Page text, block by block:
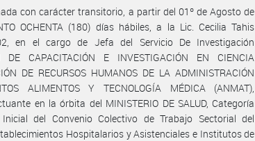
con carácter transitorio, a partir del 01º de Agosto de
OCHENTA (180) días hábiles, a la Lic. Cecilia Tahis
en el cargo de Jefa del Servicio De Investigación
DE CAPACITACIÓN E INVESTIGACIÓN EN CIENCIA
DE RECURSOS HUMANOS DE LA ADMINISTRACIÓN
ALIMENTOS Y TECNOLOGÍA MÉDICA (ANMAT),
en la órbita del MINISTERIO DE SALUD, Categoría
del Convenio Colectivo de Trabajo Sectorial del
Hospitalarios y Asistenciales e Institutos de